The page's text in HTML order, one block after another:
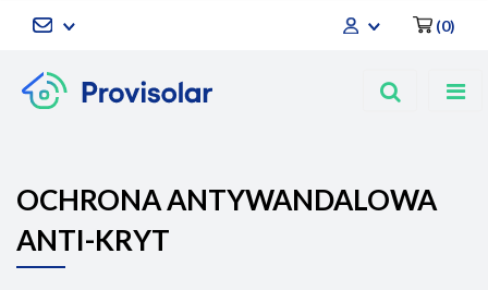
Zaloguj się
(0)
OCHRONA ANTYWANDALOWA
ANTI-KRYT